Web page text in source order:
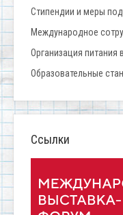
Стипендии и меры
Международное
Организация питания
Образовательные
Ссылки